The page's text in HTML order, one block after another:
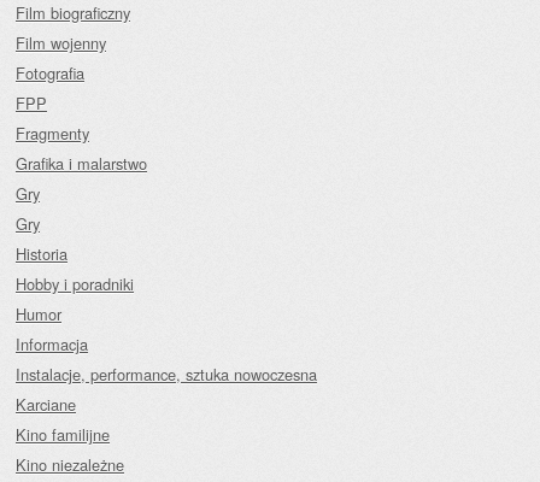
Film biograficzny
Film wojenny
Fotografia
FPP
Fragmenty
Grafika i malarstwo
Gry
Gry
Historia
Hobby i poradniki
Humor
Informacja
Instalacje, performance, sztuka nowoczesna
Karciane
Kino familijne
Kino niezależne